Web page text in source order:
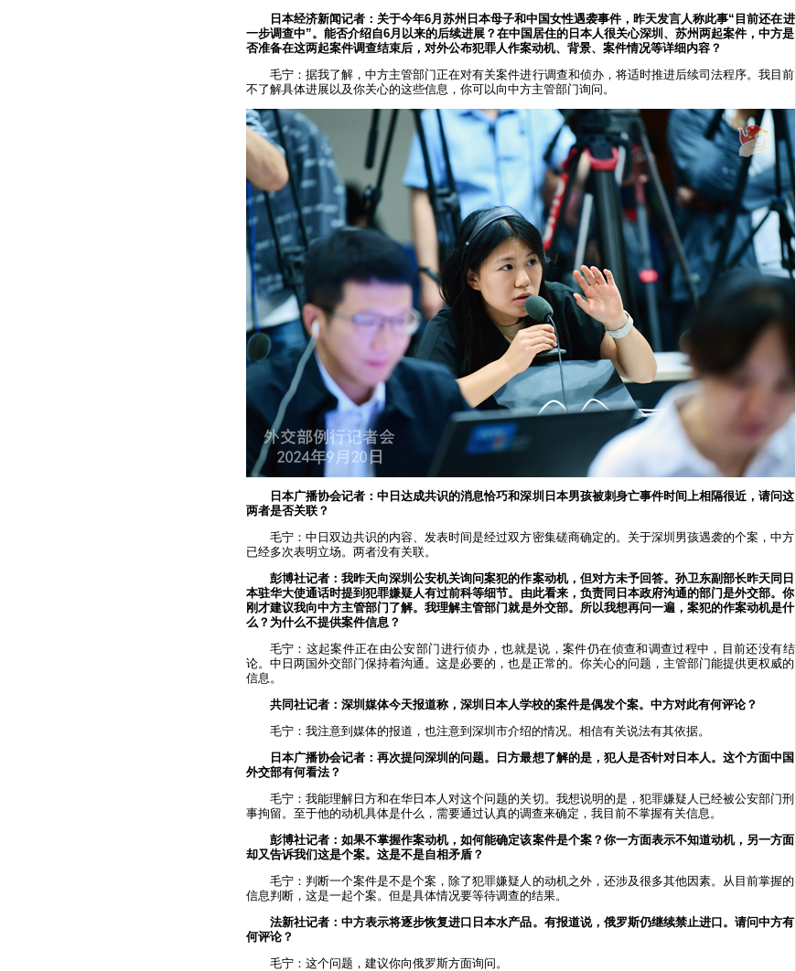
日本经济新闻记者：关于今年6月苏州日本母子和中国女性遇袭事件，昨天发言人称此事“目前还在进
一步调查中”。能否介绍自6月以来的后续进展？在中国居住的日本人很关心深圳、苏州两起案件，中方是
否准备在这两起案件调查结束后，对外公布犯罪人作案动机、背景、案件情况等详细内容？
毛宁：据我了解，中方主管部门正在对有关案件进行调查和侦办，将适时推进后续司法程序。我目前
不了解具体进展以及你关心的这些信息，你可以向中方主管部门询问。
日本广播协会记者：中日达成共识的消息恰巧和深圳日本男孩被刺身亡事件时间上相隔很近，请问这
两者是否关联？
毛宁：中日双边共识的内容、发表时间是经过双方密集磋商确定的。关于深圳男孩遇袭的个案，中方
已经多次表明立场。两者没有关联。
彭博社记者：我昨天向深圳公安机关询问案犯的作案动机，但对方未予回答。孙卫东副部长昨天同日
本驻华大使通话时提到犯罪嫌疑人有过前科等细节。由此看来，负责同日本政府沟通的部门是外交部。你
刚才建议我向中方主管部门了解。我理解主管部门就是外交部。所以我想再问一遍，案犯的作案动机是什
么？为什么不提供案件信息？
毛宁：这起案件正在由公安部门进行侦办，也就是说，案件仍在侦查和调查过程中，目前还没有结
论。中日两国外交部门保持着沟通。这是必要的，也是正常的。你关心的问题，主管部门能提供更权威的
信息。
共同社记者：深圳媒体今天报道称，深圳日本人学校的案件是偶发个案。中方对此有何评论？
毛宁：我注意到媒体的报道，也注意到深圳市介绍的情况。相信有关说法有其依据。
日本广播协会记者：再次提问深圳的问题。日方最想了解的是，犯人是否针对日本人。这个方面中国
外交部有何看法？
毛宁：我能理解日方和在华日本人对这个问题的关切。我想说明的是，犯罪嫌疑人已经被公安部门刑
事拘留。至于他的动机具体是什么，需要通过认真的调查来确定，我目前不掌握有关信息。
彭博社记者：如果不掌握作案动机，如何能确定该案件是个案？你一方面表示不知道动机，另一方面
却又告诉我们这是个案。这是不是自相矛盾？
毛宁：判断一个案件是不是个案，除了犯罪嫌疑人的动机之外，还涉及很多其他因素。从目前掌握的
信息判断，这是一起个案。但是具体情况要等待调查的结果。
法新社记者：中方表示将逐步恢复进口日本水产品。有报道说，俄罗斯仍继续禁止进口。请问中方有
何评论？
毛宁：这个问题，建议你向俄罗斯方面询问。